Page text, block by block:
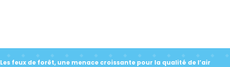
Les feux de forêt, une menace croissante pour la qualité de l’air